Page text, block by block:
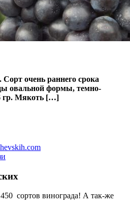
очень раннего срока
овальной формы, темно-
гр. Мякоть […]
сортов винограда! А так-же